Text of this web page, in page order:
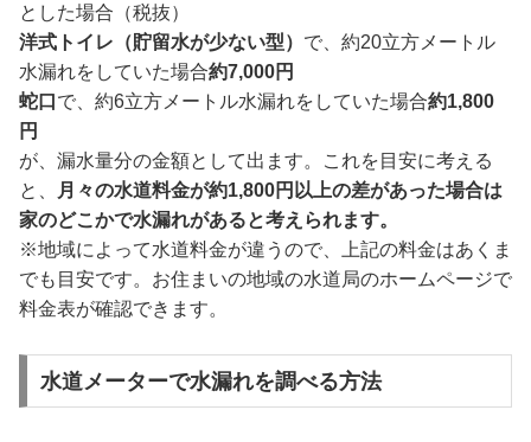
とした場合（税抜）
洋式トイレ（貯留水が少ない型） で、約20立方メートル
水漏れをしていた場合約7,000円
蛇口 で、約6立方メートル水漏れをしていた場合約1,800
円
が、漏水量分の金額として出ます。これを目安に考える
と、
月々の水道料金が約1,800円以上の差があった場合は
家のどこかで水漏れがあると考えられます。
※地域によって水道料金が違うので、上記の料金はあくま
でも目安です。お住まいの地域の水道局のホームページで
料金表が確認できます。
水道メーターで水漏れを調べる方法